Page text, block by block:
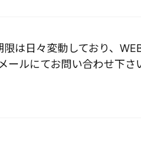
は日々変動しており、
ールにてお問い合わせ下さ